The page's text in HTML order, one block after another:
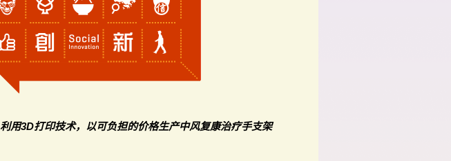
利用3D打印技术，以可负担的价格生产中风复康治疗手支架